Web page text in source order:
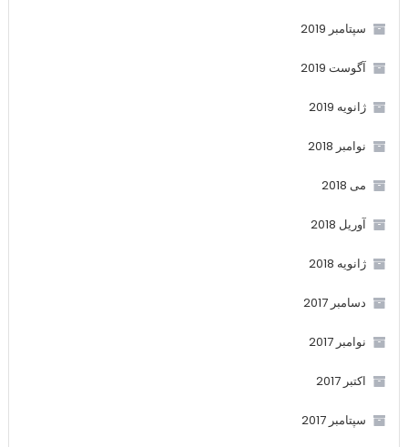
سپتامبر 2019
آگوست 2019
ژانویه 2019
نوامبر 2018
می 2018
آوریل 2018
ژانویه 2018
دسامبر 2017
نوامبر 2017
اکتبر 2017
سپتامبر 2017